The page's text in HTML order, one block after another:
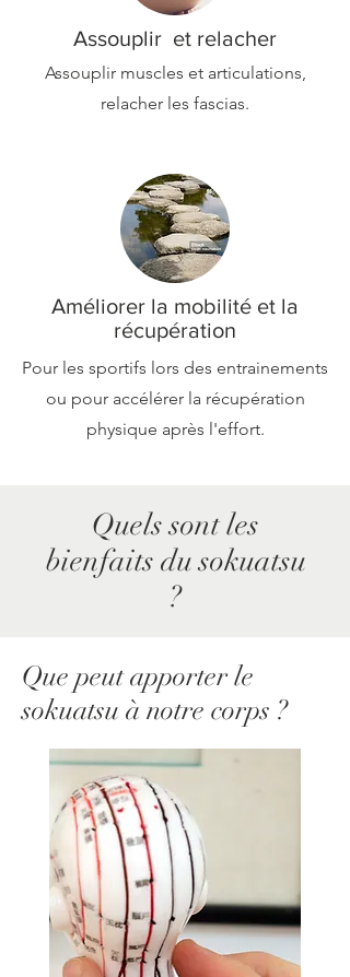
Assouplir et relacher
Assouplir muscles et articulations,
relacher les fascias.
Améliorer la mobilité et la
récupération
Pour les sportifs lors des entrainements
ou pour accélérer la récupération
physique après l'effort.
Quels sont les
bienfaits du sokuatsu
?
Que peut apporter le
sokuatsu à notre corps ?